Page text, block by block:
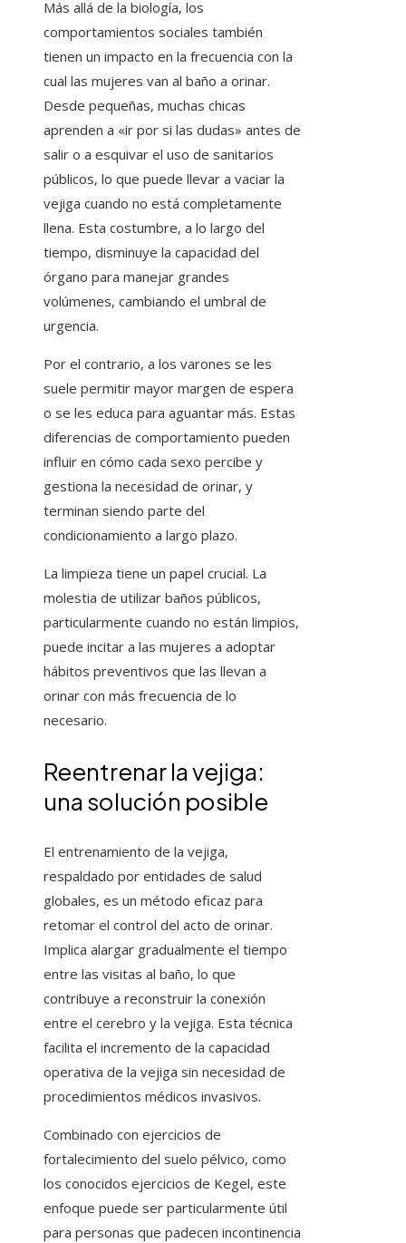
Más allá de la biología, los
comportamientos sociales también
tienen un impacto en la frecuencia con la
cual las mujeres van al baño a orinar.
Desde pequeñas, muchas chicas
aprenden a «ir por si las dudas» antes de
salir o a esquivar el uso de sanitarios
públicos, lo que puede llevar a vaciar la
vejiga cuando no está completamente
llena. Esta costumbre, a lo largo del
tiempo, disminuye la capacidad del
órgano para manejar grandes
volúmenes, cambiando el umbral de
urgencia.
Por el contrario, a los varones se les
suele permitir mayor margen de espera
o se les educa para aguantar más. Estas
diferencias de comportamiento pueden
influir en cómo cada sexo percibe y
gestiona la necesidad de orinar, y
terminan siendo parte del
condicionamiento a largo plazo.
La limpieza tiene un papel crucial. La
molestia de utilizar baños públicos,
particularmente cuando no están limpios,
puede incitar a las mujeres a adoptar
hábitos preventivos que las llevan a
orinar con más frecuencia de lo
necesario.
Reentrenar la vejiga:
una solución posible
El entrenamiento de la vejiga,
respaldado por entidades de salud
globales, es un método eficaz para
retomar el control del acto de orinar.
Implica alargar gradualmente el tiempo
entre las visitas al baño, lo que
contribuye a reconstruir la conexión
entre el cerebro y la vejiga. Esta técnica
facilita el incremento de la capacidad
operativa de la vejiga sin necesidad de
procedimientos médicos invasivos.
Combinado con ejercicios de
fortalecimiento del suelo pélvico, como
los conocidos ejercicios de Kegel, este
enfoque puede ser particularmente útil
para personas que padecen incontinencia